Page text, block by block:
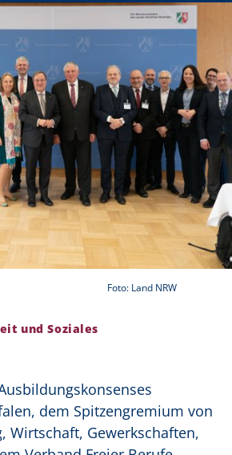
Foto: Land NRW
und Soziales
dem Spitzengremium von
Wirtschaft, Gewerkschaften,